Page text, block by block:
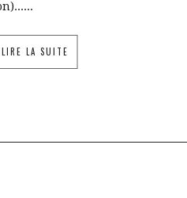
LIRE LA SUITE